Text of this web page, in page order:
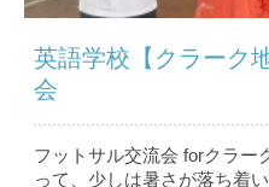
英語学校【クラーク
会
フットサル交流会 forクラー
って、少しは暑さが落ち着